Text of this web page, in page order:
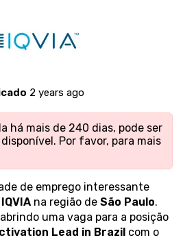
2 years ago
há mais de 240 dias, pode ser
Por favor, para mais
de emprego interessante
IQVIA na região de São Paulo.
uma vaga para a posição
Lead in Brazil com o